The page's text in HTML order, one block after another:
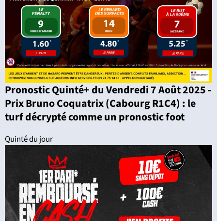
Pronostic Quinté+ du Vendredi 7 Août 2025 -
Prix Bruno Coquatrix (Cabourg R1C4) : le
turf décrypté comme un pronostic foot
Quinté du jour